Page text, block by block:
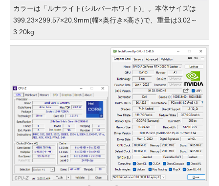
カラーは「ルナライト(シルバーホワイト)」。本体サイズは
399.23×299.57×20.9mm(幅×奥行き×高さ)で、重量は3.02～
3.20kg